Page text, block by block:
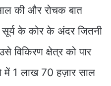
की और रोचक बात
के कोर के अंदर जितनी
विकिरण क्षेत्र को पार
1 लाख 70 हज़ार साल